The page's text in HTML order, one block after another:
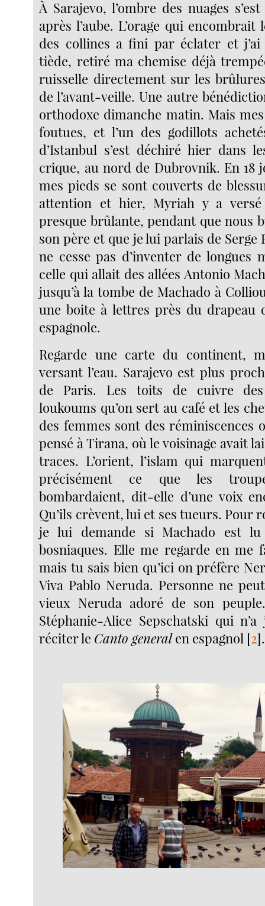
À Sarajevo, l’ombre des nuages
après l’aube. L’orage qui
des collines a fini par éclater et
tiède, retiré ma chemise déjà
ruisselle directement sur les
de l’avant-veille. Une autre
orthodoxe dimanche matin. Mais
foutues, et l’un des godillots
d’Istanbul s’est déchiré hier dans
crique, au nord de Dubrovnik. En 18
mes pieds se sont couverts de
attention et hier, Myriah y a versé
presque brûlante, pendant que nous
son père et que je lui parlais de Serge
ne cesse pas d’inventer de longues
celle qui allait des allées Antonio
jusqu’à la tombe de Machado à
une boite à lettres près du drapeau
espagnole.
Regarde une carte du continent,
versant l’eau. Sarajevo est plus
de Paris. Les toits de cuivre des
loukoums qu’on sert au café et les
des femmes sont des réminiscences
pensé à Tirana, où le voisinage avait
traces. L’orient, l’islam qui
précisément ce que les
bombardaient, dit-elle d’une voix
Qu’ils crèvent, lui et ses tueurs. Pour
je lui demande si Machado est
bosniaques. Elle me regarde en me
mais tu sais bien qu’ici on préfère
Viva Pablo Neruda. Personne ne
vieux Neruda adoré de son
Stéphanie-Alice Sepschatski qui
réciter le Canto generalen espagnol [2].